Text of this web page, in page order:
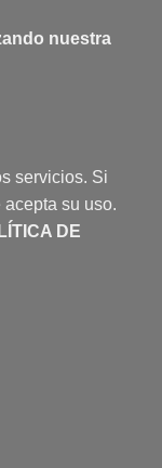
nuestra
servicios. Si
su uso.
DE